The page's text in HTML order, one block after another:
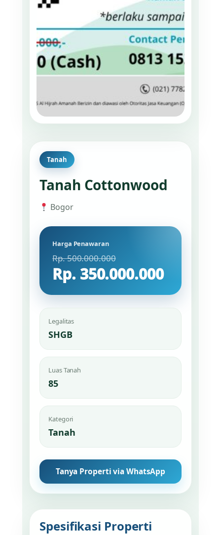
Tanah
Tanah Cottonwood
Bogor
Harga Penawaran
Rp. 500.000.000
Rp. 350.000.000
Legalitas
SHGB
Luas Tanah
85
Kategori
Tanah
Tanya Properti via WhatsApp
Spesifikasi Properti